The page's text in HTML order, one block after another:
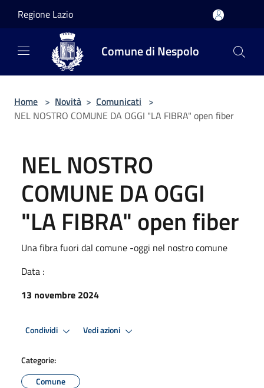
Regione Lazio
Comune di Nespolo
Home > Novità > Comunicati >
NEL NOSTRO COMUNE DA OGGI "LA FIBRA" open fiber
NEL NOSTRO
COMUNE DA OGGI
"LA FIBRA" open fiber
Una fibra fuori dal comune -oggi nel nostro comune
Data :
13 novembre 2024
Condividi Vedi azioni
Categorie:
Comune